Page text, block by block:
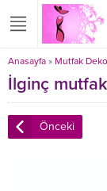
Anasayfa » Mutfak
İlginç
Önceki